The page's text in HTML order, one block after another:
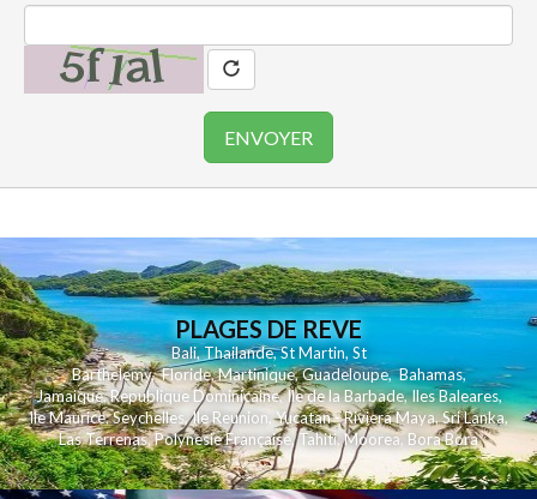
PLAGES DE REVE
Bali,Thailande,St Martin,St
Barthelemy,Floride,Martinique,Guadeloupe,Bahamas,
Jamaique,Republique Dominicaine,Ile de la Barbade,Iles Baleares,
Ile Maurice,Seychelles,Ile Reunion,Yucatan - Riviera Maya,Sri Lanka,
Las Terrenas,Polynesie Française,Tahiti,Moorea, Bora Bora